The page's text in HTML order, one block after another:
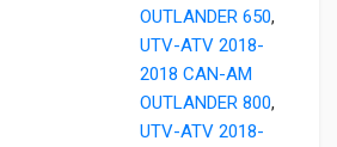
OUTLANDER 650,
UTV-ATV 2018-
2018 CAN-AM
OUTLANDER 800,
UTV-ATV 2018-